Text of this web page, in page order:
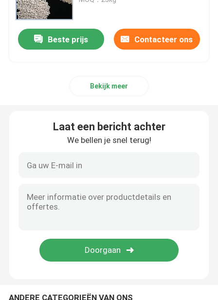
Willekeurige columnverpakking
Alumina Ceramische Bal
keramische torenverpakkingen
Beste prijs Contacteer ons
Bekijk meer
Laat een bericht achter
We bellen je snel terug!
ANDERE CATEGORIEËN VAN ONS